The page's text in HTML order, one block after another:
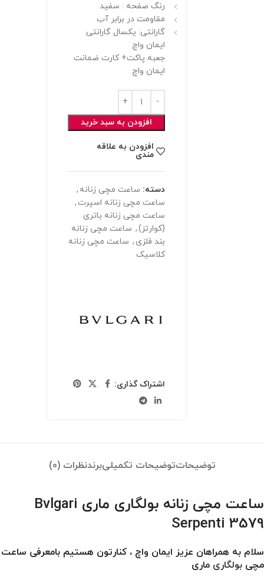
رنگ صفحه : سفید
مقاومت در برابر آب
گارانتی: یکسال گارانتی
ایمان واچ
جعبه پاکت+ کارت ضمانت
ایمان واچ
افزودن به سبد خرید
افزودن به علاقه
مندی
دسته: ساعت مچی زنانه ,
ساعت مچی زنانه اسپرت ,
ساعت مچی زنانه باتری
(کوارتز), ساعت مچی زنانه
بند فلزی , ساعت مچی زنانه
کلاسیک
اشتراک گذاری:
توضیحاتتوضیحات تکمیلیبرندنظرات (0)
ساعت مچی زنانه بولگاری ماری Bvlgari
Serpenti 3579
سلام به همراهان عزیز ایمان واچ ، کنارتون هستیم بامعرفی ساعت
مچی بولگاری ماری